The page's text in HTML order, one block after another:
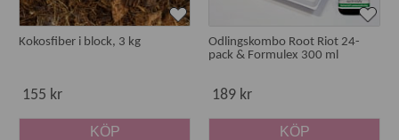
Kokosfiber i block, 3 kg
155 kr
KÖP
Odlingskombo Root Riot 24-
pack & Formulex 300 ml
189 kr
KÖP